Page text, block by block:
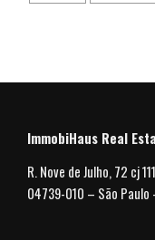
ImmobiHaus Real
R. Nove de Julho, 72 cj
04739-010 – São Paulo